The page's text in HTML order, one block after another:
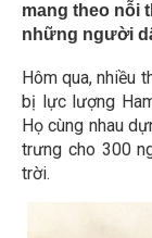
mang theo nỗi
những người
Hôm qua, nhiều
bị lực lượng
Họ cùng nhau
trưng cho 300
trời.